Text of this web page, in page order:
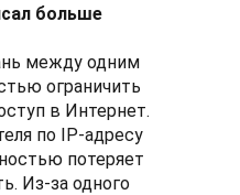
больше
между одним
ограничить
в Интернет.
по IP-адресу
потеряет
Из-за одного